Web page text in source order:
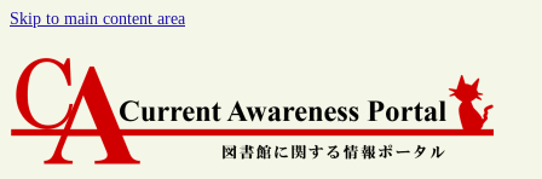
Skip to main content area